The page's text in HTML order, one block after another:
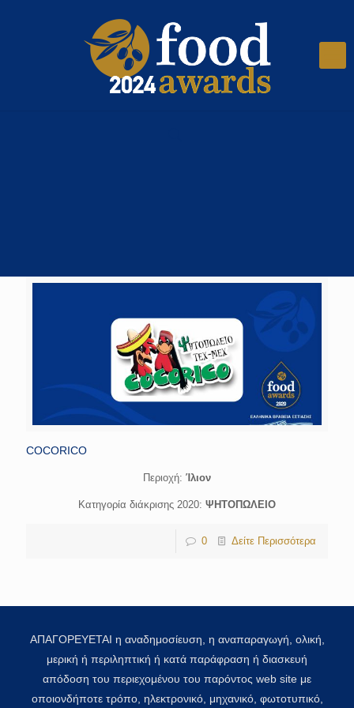
COCORICO
Περιοχή: Ίλιον
Κατηγορία διάκρισης 2020: ΨΗΤΟΠΩΛΕΙΟ
0 Δείτε Περισσότερα
ΑΠΑΓΟΡΕΥΕΤΑΙ η αναδημοσίευση, η αναπαραγωγή, ολική,
μερική ή περιληπτική ή κατά παράφραση ή διασκευή
απόδοση του περιεχομένου του παρόντος web site με
οποιονδήποτε τρόπο, ηλεκτρονικό, μηχανικό, φωτοτυπικό,